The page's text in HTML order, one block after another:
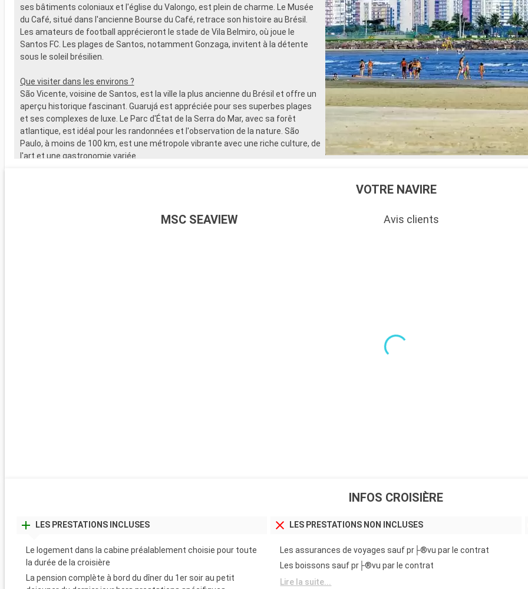
AUTRES PRIVILÈGES
- Points MSC Voyagers Club
- Activités récréatives pour
DÉTENTE & BIEN-ÊTRE
- Accès gratuit au Top
- Accessoires bien-être dans
cabine (comprenant peignoir
chaussons)
- Menu d'oreillers
- Accès à l'espace thermal
pour les adultes)
- 40% de réduction sur un
sélectionné prépayé
- 10% de réduction sur tous
réservés à bord
SERVICES
charge des bagages
- Points MSC Voyagers Club
ses bâtiments coloniaux et l'église du Valongo, est plein de charme. Le Musée
du Café, situé dans l'ancienne Bourse du Café, retrace son histoire au Brésil.
Les amateurs de football apprécieront le stade de Vila Belmiro, où joue le
Santos FC. Les plages de Santos, notamment Gonzaga, invitent à la détente
sous le soleil brésilien.
Que visiter dans les environs ?
São Vicente, voisine de Santos, est la ville la plus ancienne du Brésil et offre un
aperçu historique fascinant. Guarujá est appréciée pour ses superbes plages
et ses complexes de luxe. Le Parc d'État de la Serra do Mar, avec sa forêt
atlantique, est idéal pour les randonnées et l'observation de la nature. São
Paulo, à moins de 100 km, est une métropole vibrante avec une riche culture, de
l'art et une gastronomie variée.
VOTRE NAVIRE
MSC SEAVIEW Avis clients
INFOS CROISIÈRE
LES PRESTATIONS INCLUSES
Le logement dans la cabine préalablement choisie pour toute
la durée de la croisière
La pension complète à bord du dîner du 1er soir au petit
LES PRESTATIONS NON INCLUSES
Les assurances de voyages sauf pr├®vu par le contrat
Les boissons sauf pr├®vu par le contrat
Lire la suite...